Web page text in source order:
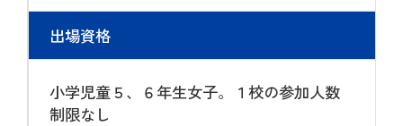
出場資格
小学児童５、６年生女子。１校の参加人数
制限なし